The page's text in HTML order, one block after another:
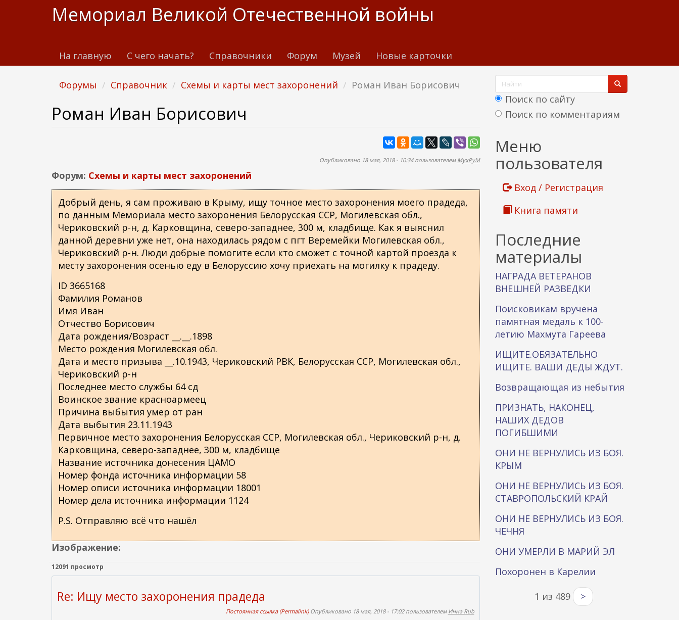
т
Мемориал Великой Отечественной войны
На главную С чего начать? Справочники Форум Музей Новые карточки
Форумы Справочник Схемы и карты мест захоронений Роман Иван Борисович
Роман Иван Борисович
Опубликовано 18 мая, 2018 - 10:34 пользователем MyxPyM
Форум: Схемы и карты мест захоронений
Добрый день, я сам проживаю в Крыму, ищу точное место захоронения моего прадеда,
по данным Мемориала место захоронения Белорусская ССР, Могилевская обл.,
Чериковский р-н, д. Карковщина, северо-западнее, 300 м, кладбище. Как я выяснил
данной деревни уже нет, она находилась рядом с пгт Веремейки Могилевская обл.,
Чериковский р-н. Люди добрые помогите если кто сможет с точной картой проезда к
месту захоронения осенью еду в Белоруссию хочу приехать на могилку к прадеду.
ID 3665168
Фамилия Романов
Имя Иван
Отчество Борисович
Дата рождения/Возраст __.__.1898
Место рождения Могилевская обл.
Дата и место призыва __.10.1943, Чериковский РВК, Белорусская ССР, Могилевская обл.,
Чериковский р-н
Последнее место службы 64 сд
Воинское звание красноармеец
Причина выбытия умер от ран
Дата выбытия 23.11.1943
Первичное место захоронения Белорусская ССР, Могилевская обл., Чериковский р-н, д.
Карковщина, северо-западнее, 300 м, кладбище
Название источника донесения ЦАМО
Номер фонда источника информации 58
Номер описи источника информации 18001
Номер дела источника информации 1124
P.S. Отправляю всё что нашёл
Изображение:
12091 просмотр
Re: Ищу место захоронения прадеда
Постоянная ссылка (Permalink)Опубликовано 18 мая, 2018 - 17:02 пользователем Инна Rub
Ф
о
р
а
п
о
и
к
а
Поиск по сайту
Поиск по комментариям
Меню
пользователя
Вход / Регистрация
Книга памяти
Последние
материалы
НАГРАДА ВЕТЕРАНОВ
ВНЕШНЕЙ РАЗВЕДКИ
Поисковикам вручена
памятная медаль к 100-
летию Махмута Гареева
ИЩИТЕ.ОБЯЗАТЕЛЬНО
ИЩИТЕ. ВАШИ ДЕДЫ ЖДУТ.
Возвращающая из небытия
ПРИЗНАТЬ, НАКОНЕЦ,
НАШИХ ДЕДОВ
ПОГИБШИМИ
ОНИ НЕ ВЕРНУЛИСЬ ИЗ БОЯ.
КРЫМ
ОНИ НЕ ВЕРНУЛИСЬ ИЗ БОЯ.
СТАВРОПОЛЬСКИЙ КРАЙ
ОНИ НЕ ВЕРНУЛИСЬ ИЗ БОЯ.
ЧЕЧНЯ
ОНИ УМЕРЛИ В МАРИЙ ЭЛ
Похоронен в Карелии
1 из 489 >